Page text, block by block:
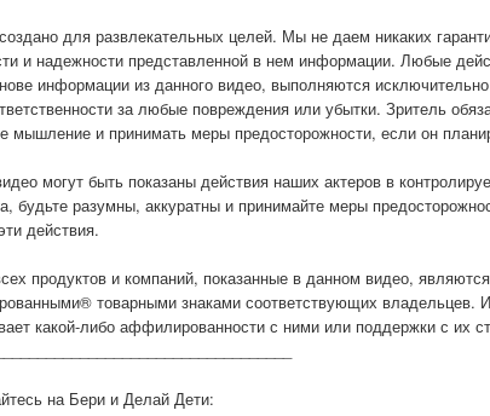
для развлекательных целей. Мы не даем никаких
и надежности представленной в нем информации. Любые
информации из данного видео, выполняются
за любые повреждения или убытки. Зритель
мышление и принимать меры предосторожности, если он
могут быть показаны действия наших актеров в
будьте разумны, аккуратны и принимайте меры
действия.
продуктов и компаний, показанные в данном видео,
товарными знаками соответствующих владельцев.
какой-либо аффилированности с ними или поддержки с их
на Бери и Делай Дети: